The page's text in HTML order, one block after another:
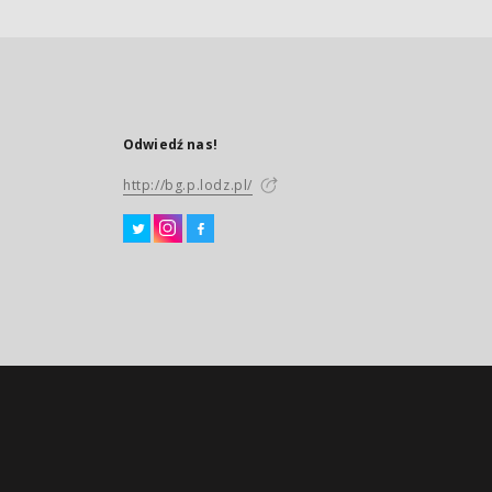
Odwiedź nas!
http://bg.p.lodz.pl/